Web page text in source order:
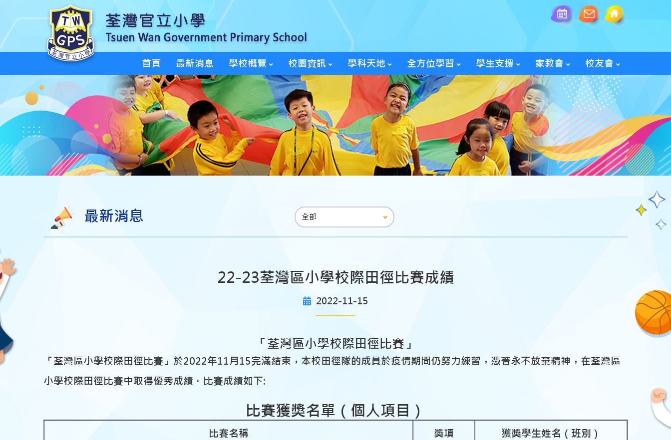
首頁 最新消息 學校概覽 校園資訊 學科天地 全方位學習 學生支援 家教會 校友會
最新消息
22-23荃灣區小學校際田徑比賽成績
2022-11-15
「荃灣區小學校際田徑比賽」
「荃灣區小學校際田徑比賽」於2022年11月15完滿結束，本校田徑隊的成員於疫情期間仍努力練習，憑著永不放棄精神，在荃灣區
小學校際田徑比賽中取得優秀成績。比賽成績如下:
比賽獲獎名單 （個人項目）
比賽名稱 獎項
獲獎學生姓名（班別）